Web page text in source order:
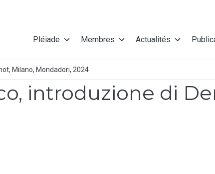
Pléiade Membres Actualités
Milano, Mondadori, 2024
introduzione di